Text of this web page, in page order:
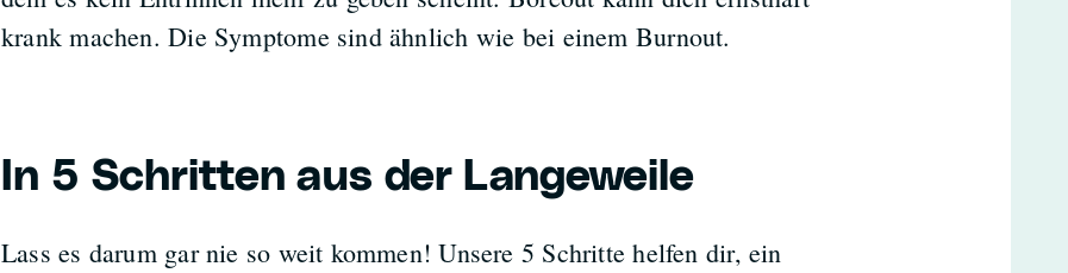
krank machen. Die Symptome sind ähnlich wie bei einem Burnout.
In 5 Schritten aus der Langeweile
Lass es darum gar nie so weit kommen! Unsere 5 Schritte helfen dir, ein